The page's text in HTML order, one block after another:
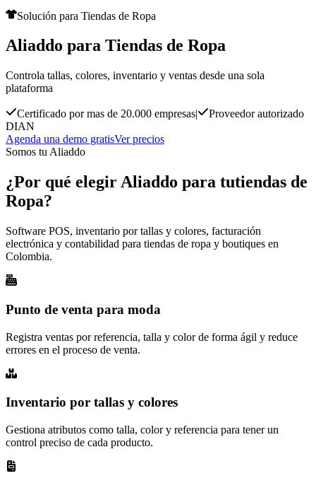
Solución para Tiendas de Ropa
Aliaddo para Tiendas de Ropa
Controla tallas, colores, inventario y ventas desde una sola
plataforma
Certificado por mas de 20.000 empresas|
Proveedor autorizado
DIAN
Agenda una demo gratisVer precios
Somos tu Aliaddo
¿Por qué elegir Aliaddo para tutiendas de
Ropa?
Software POS, inventario por tallas y colores, facturación
electrónica y contabilidad para tiendas de ropa y boutiques en
Colombia.
Punto de venta para moda
Registra ventas por referencia, talla y color de forma ágil y reduce
errores en el proceso de venta.
Inventario por tallas y colores
Gestiona atributos como talla, color y referencia para tener un
control preciso de cada producto.